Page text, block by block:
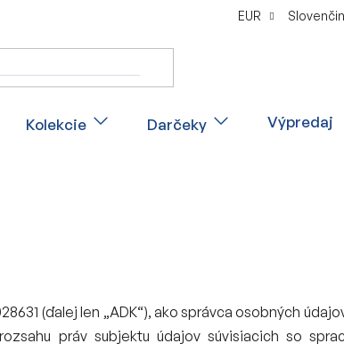
EUR
Kolekcie Darčeky Výpredaj
(ďalej len „ADK“), ako správca osobných
práv subjektu údajov súvisiacich so